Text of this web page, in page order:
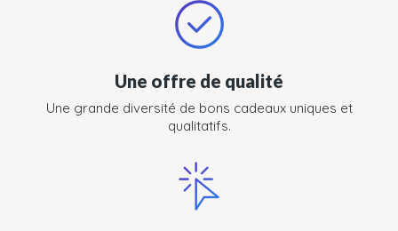
Une offre de qualité
Une grande diversité de bons cadeaux uniques et
qualitatifs.